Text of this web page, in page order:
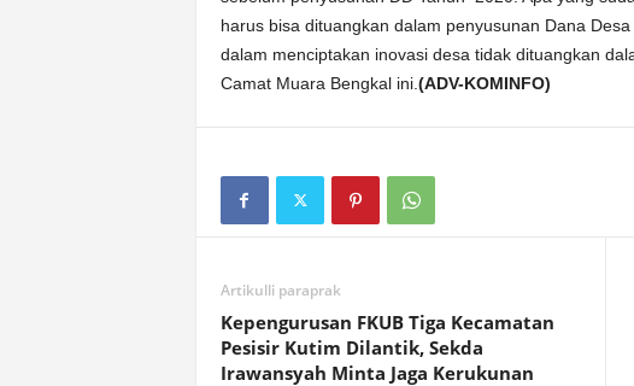
harus bisa dituangkan dalam penyusunan Dana
dalam menciptakan inovasi desa tidak dituangkan
Camat Muara Bengkal ini. (ADV-KOMINFO)
Artikulli paraprak
Kepengurusan FKUB Tiga Kecamatan
Pesisir Kutim Dilantik, Sekda
Irawansyah Minta Jaga Kerukunan